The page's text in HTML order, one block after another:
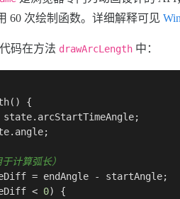
60 次绘制函数。详细解释可见
码在方法 drawArcLength 中：
( ) {
state. arcStartTimeAngle;
angle;
计算弧长）
= endAngle - startAngle;
< 0) {